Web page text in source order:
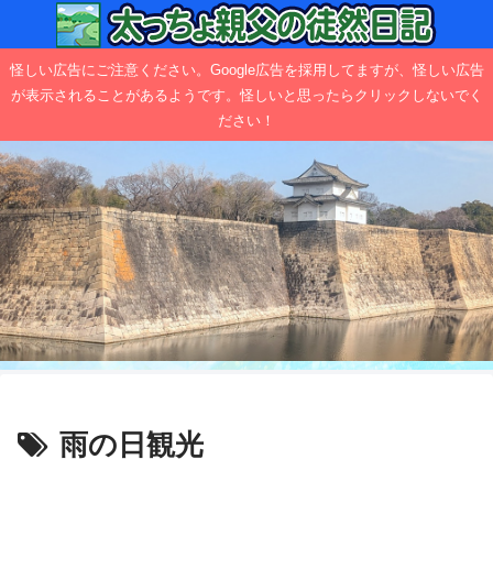
怪しい広告にご注意ください。Google広告を採用してますが、怪しい広告
が表示されることがあるようです。怪しいと思ったらクリックしないでく
ださい！
雨の日観光